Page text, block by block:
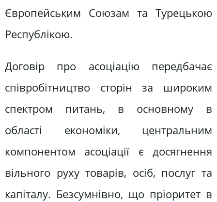
Європейським Союзам та Турецькою
Республікою.
Договір про асоціацію передбачає
співробітництво сторін за широким
спектром питань, в основному в
області економіки, центральним
компонентом асоціації є досягнення
вільного руху товарів, осіб, послуг та
капіталу. Безсумнівно, що пріоритет в